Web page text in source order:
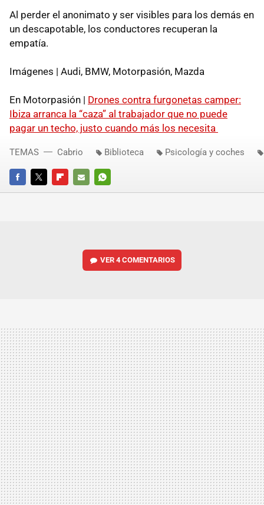
Al perder el anonimato y ser visibles para los demás en
un descapotable, los conductores recuperan la
empatía.
Imágenes | Audi, BMW, Motorpasión, Mazda
En Motorpasión | Drones contra furgonetas camper:
Ibiza arranca la “caza” al trabajador que no puede
pagar un techo, justo cuando más los necesita
FACEBOOKTWITTERFLIPBOARD
E-
WHATSAPP
TEMAS Cabrio Biblioteca Psicología y coches
VER4 COMENTARIOS